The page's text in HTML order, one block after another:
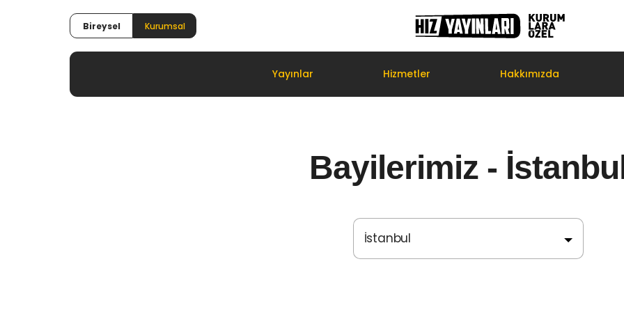
Bireysel Kurumsal
Yayınlar Hizmetler Hakkımızda
Bayilerimiz -
İstanbul